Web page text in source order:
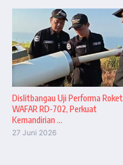
Dislitbangau Uji Performa Roket
WAFAR RD-702, Perkuat
Kemandirian ...
27 Juni 2026